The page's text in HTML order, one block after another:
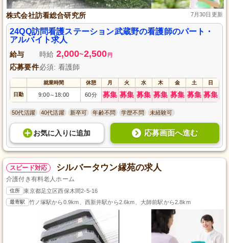
株式会社訪看総合研究所 7月30日更新
24QQ訪問看護ステーション武蔵野の看護師のパート・
アルバイト求人
給与 時給 2,000~2,500 円
応募要件必須: 看護師
就業時間 休憩 月 火 水 木 金 土 日
日勤 9:00～ 18:00 60分 募集 募集 募集 募集 募集 募集 募集
50代活躍 40代活躍 新卒可 年齢不問 学歴不問 未経験可
お気に入り に追加 応募画面へ進む
スピード対応 シルバータウン縁苑の求人
介護付き有料老人ホーム
住所 東京都足立区西保木間2-5-16
最寄駅 竹ノ塚駅から0.9km、西新井駅から2.6km、大師前駅から2.8km